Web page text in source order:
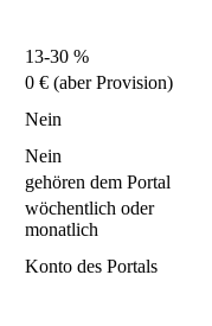
13-30 %
0 € (aber Provision)
Nein
Nein
gehören dem Portal
wöchentlich oder
monatlich
Konto des Portals